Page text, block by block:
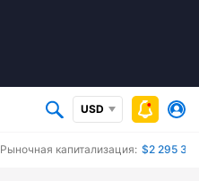
USD
Рыночная капитализация: $2 295